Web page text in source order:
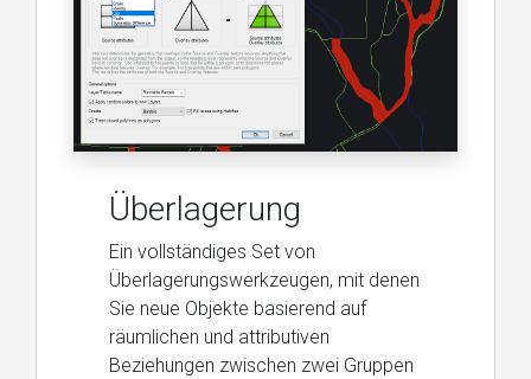
Überlagerung
Ein vollständiges Set von
Überlagerungswerkzeugen, mit denen
Sie neue Objekte basierend auf
räumlichen und attributiven
Beziehungen zwischen zwei Gruppen